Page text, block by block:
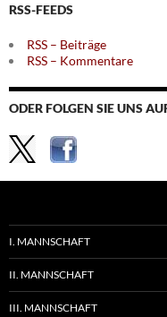
RSS-FEEDS
RSS – Beiträge
RSS – Kommentare
ODER FOLGEN SIE UNS
I. MANNSCHAFT
II. MANNSCHAFT
III. MANNSCHAFT